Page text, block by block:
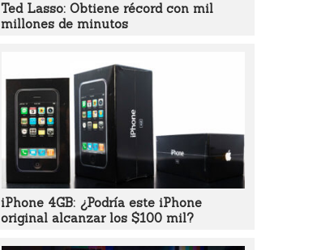
Ted Lasso: Obtiene récord con mil
millones de minutos
iPhone 4GB: ¿Podría este iPhone
original alcanzar los $100 mil?